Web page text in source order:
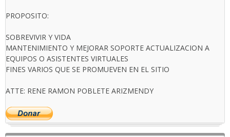
PROPOSITO:
SOBREVIVIR Y VIDA
MANTENIMIENTO Y MEJORAR SOPORTE ACTUALIZACION A
EQUIPOS O ASISTENTES VIRTUALES
FINES VARIOS QUE SE PROMUEVEN EN EL SITIO
ATTE: RENE RAMON POBLETE ARIZMENDY